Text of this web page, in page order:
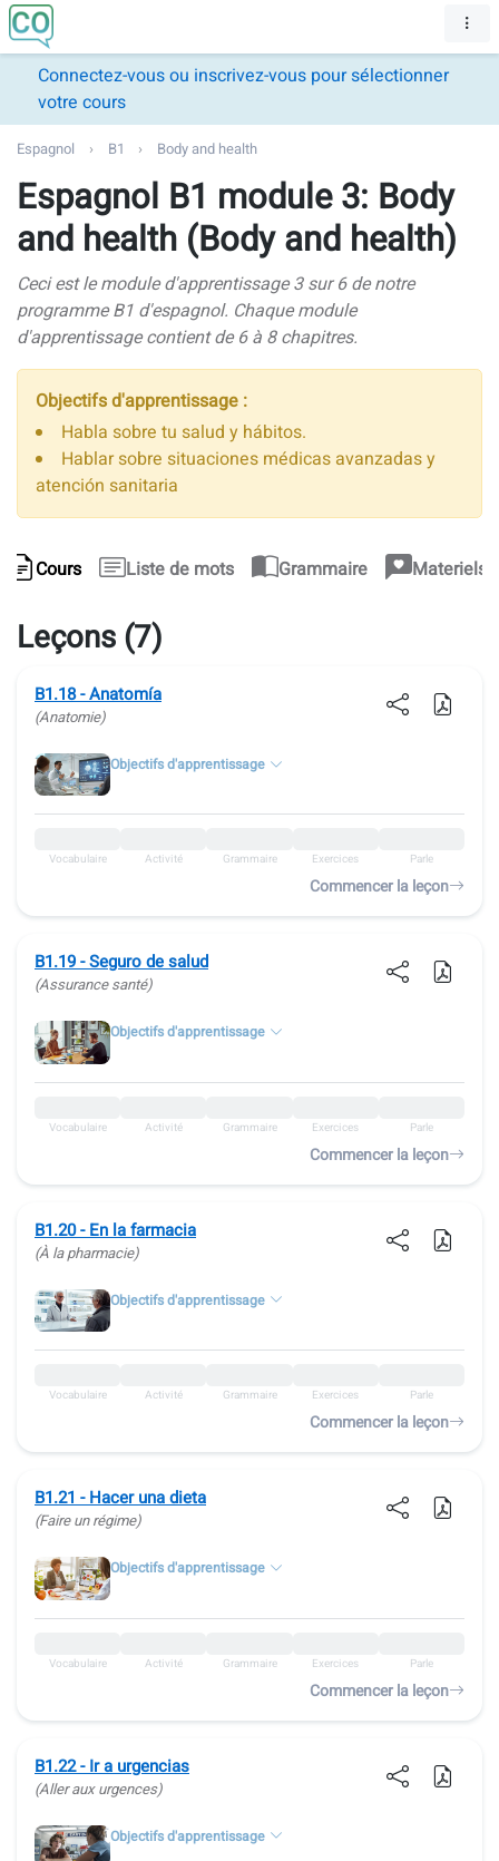
Connectez-vous ou inscrivez-vous pour sélectionner
votre cours
Espagnol B1 Body and health
Espagnol B1 module 3: Body
and health (Body and health)
Ceci est le module d'apprentissage 3 sur 6 de notre
programme B1 d'espagnol. Chaque module
d'apprentissage contient de 6 à 8 chapitres.
Objectifs d'apprentissage :
Habla sobre tu salud y hábitos.
Hablar sobre situaciones médicas avanzadas y
atención sanitaria
Cours Liste de mots Grammaire Materiels
Leçons (7)
B1.18 - Anatomía
(Anatomie)
Objectifs d'apprentissage
Vocabulaire Activité Grammaire Exercices Parle
Commencer la leçon
B1.19 - Seguro de salud
(Assurance santé)
Objectifs d'apprentissage
Vocabulaire Activité Grammaire Exercices Parle
Commencer la leçon
B1.20 - En la farmacia
(À la pharmacie)
Objectifs d'apprentissage
Vocabulaire Activité Grammaire Exercices Parle
Commencer la leçon
B1.21 - Hacer una dieta
(Faire un régime)
Objectifs d'apprentissage
Vocabulaire Activité Grammaire Exercices Parle
Commencer la leçon
B1.22 - Ir a urgencias
(Aller aux urgences)
Objectifs d'apprentissage